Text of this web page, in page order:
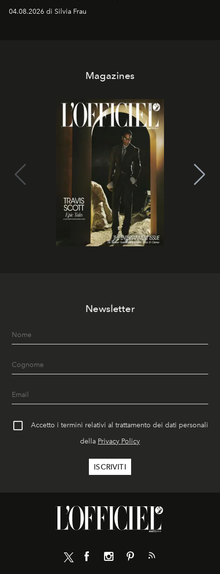
04.08.2026 di Silvia Frau
Magazines
Newsletter
Accetto i termini relativi al trattamento dei dati personali
della Privacy Policy